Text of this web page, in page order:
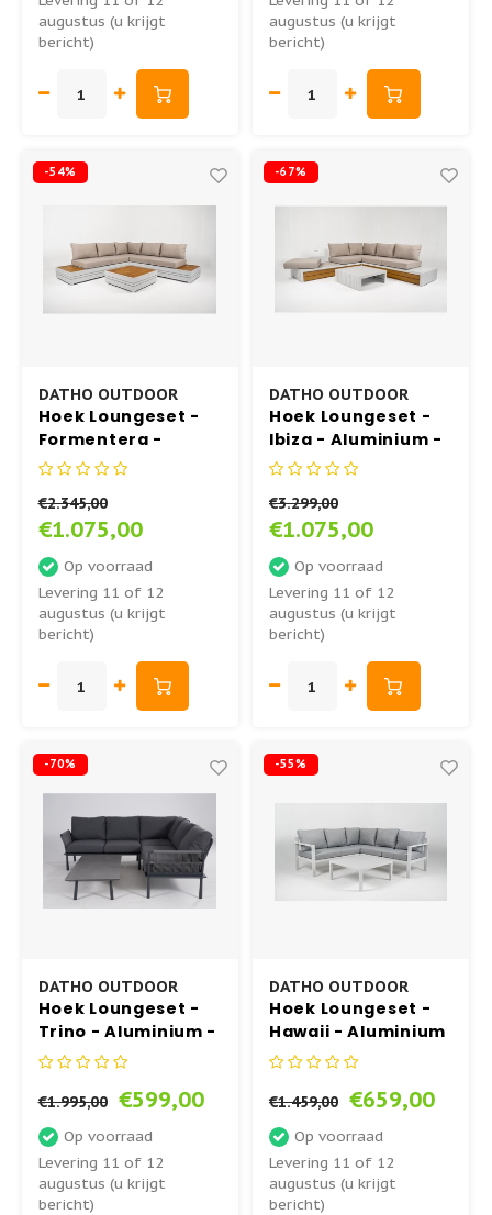
Tuinstoel - AIR XL
Tuinstoel - SKY
Tuinstoel - MILA
Inklapbare Tuintafels
Vierkante Tuintafels
Tuintafels metaal
augustus (u krijgt
bericht)
augustus (u krijgt
bericht)
-54%
DATHO OUTDOOR
Hoek Loungeset -
Formentera -
Aluminium - Teak -
Outdoor
€2.345,00
€1.075,00
Op voorraad
Levering 11 of 12
augustus (u krijgt
bericht)
-67%
DATHO OUTDOOR
Hoek Loungeset -
Ibiza - Aluminium -
Wit Beige - Datho
€3.299,00
€1.075,00
Op voorraad
Levering 11 of 12
augustus (u krijgt
bericht)
-70%
DATHO OUTDOOR
Hoek Loungeset -
Trino - Aluminium -
Datho Outdoor -
€1.995,00 €599,00
Op voorraad
Levering 11 of 12
augustus (u krijgt
bericht)
-55%
DATHO OUTDOOR
Hoek Loungeset -
Hawaii - Aluminium
- Datho Outdoor -
€1.459,00 €659,00
Op voorraad
Levering 11 of 12
augustus (u krijgt
bericht)